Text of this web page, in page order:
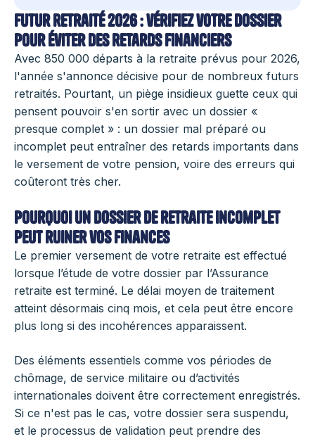
Futur retraité 2026 : vérifiez votre dossier
pour éviter des retards financiers
Avec 850 000 départs à la retraite prévus pour 2026,
l'année s'annonce décisive pour de nombreux futurs
retraités. Pourtant, un piège insidieux guette ceux qui
pensent pouvoir s'en sortir avec un dossier «
presque complet » : un dossier mal préparé ou
incomplet peut entraîner des retards importants dans
le versement de votre pension, voire des erreurs qui
coûteront très cher.
Pourquoi un dossier de retraite incomplet
peut ruiner vos finances
Le premier versement de votre retraite est effectué
lorsque l’étude de votre dossier par l’Assurance
retraite est terminé. Le délai moyen de traitement
atteint désormais cinq mois, et cela peut être encore
plus long si des incohérences apparaissent.
Des éléments essentiels comme vos périodes de
chômage, de service militaire ou d’activités
internationales doivent être correctement enregistrés.
Si ce n'est pas le cas, votre dossier sera suspendu,
et le processus de validation peut prendre des